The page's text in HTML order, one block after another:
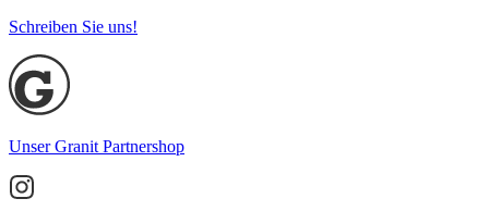
Schreiben Sie uns!
Unser Granit Partnershop